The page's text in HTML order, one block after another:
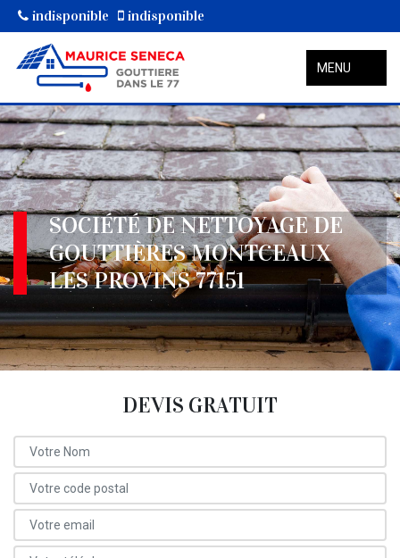
indisponible indisponible
MENU
SOCIÉTÉ DE NETTOYAGE DE
GOUTTIÈRES MONTCEAUX
LES PROVINS 77151
DEVIS GRATUIT